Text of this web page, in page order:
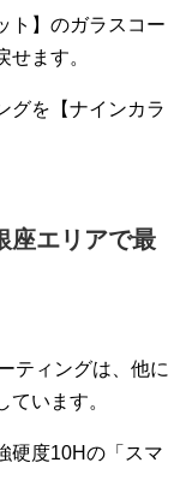
ト】のガラスコー
ます。
グを【ナインカラ
座エリアで最
ティングは、他に
います。
硬度10Hの「スマ